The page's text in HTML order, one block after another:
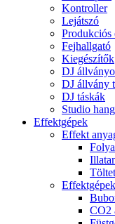
Kontroller
Lejátszó
Produkciós
Fejhallgató
Kiegészítők
DJ
DJ állvány
DJ táskák
Studio
Effektgépek
Effekt
Effektgépek
CO2